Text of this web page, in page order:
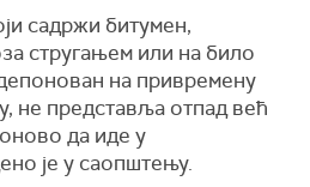
садржи битумен,
стругањем или на било
на привремену
не представља отпад већ
да иде у
је у саопштењу.